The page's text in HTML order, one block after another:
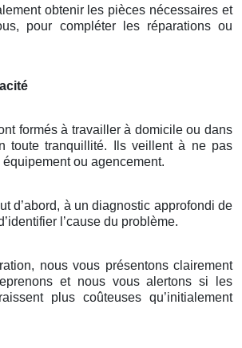
obtenir les pièces nécessaires et
pour compléter les réparations ou
formés à travailler à domicile ou dans
toute tranquillité. Ils veillent à ne pas
ou agencement.
d’abord, à un diagnostic approfondi de
l’cause du problème.
nous vous présentons clairement
et nous vous alertons si les
plus coûteuses qu’initialement